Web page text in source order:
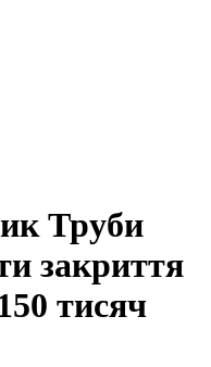
Труби
закриття
тисяч